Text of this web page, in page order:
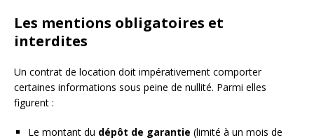
Les mentions obligatoires et
interdites
Un contrat de location doit impérativement comporter
certaines informations sous peine de nullité. Parmi elles
figurent :
Le montant du dépôt de garantie (limité à un mois de